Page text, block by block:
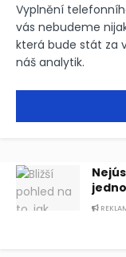
Vyplnění
vás nebudeme
která bude stát za
náš analytik.